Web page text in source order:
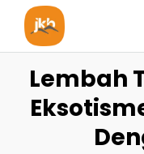
Lembah